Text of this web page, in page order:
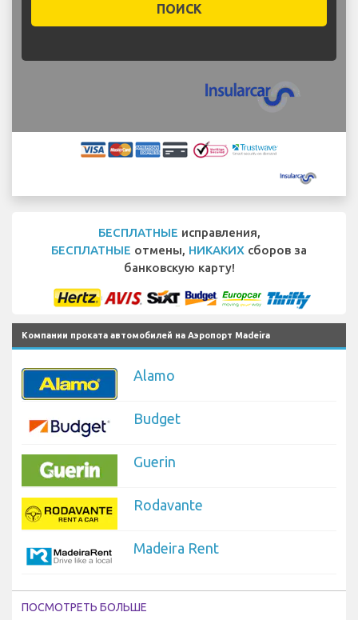
ПОИСК
БЕСПЛАТНЫЕ исправления,
БЕСПЛАТНЫЕ отмены, НИКАКИХ сборов за
банковскую карту!
Компании проката автомобилей на Аэропорт Madeira
Alamo
Budget
Guerin
Rodavante
Madeira Rent
ПОСМОТРЕТЬ БОЛЬШЕ